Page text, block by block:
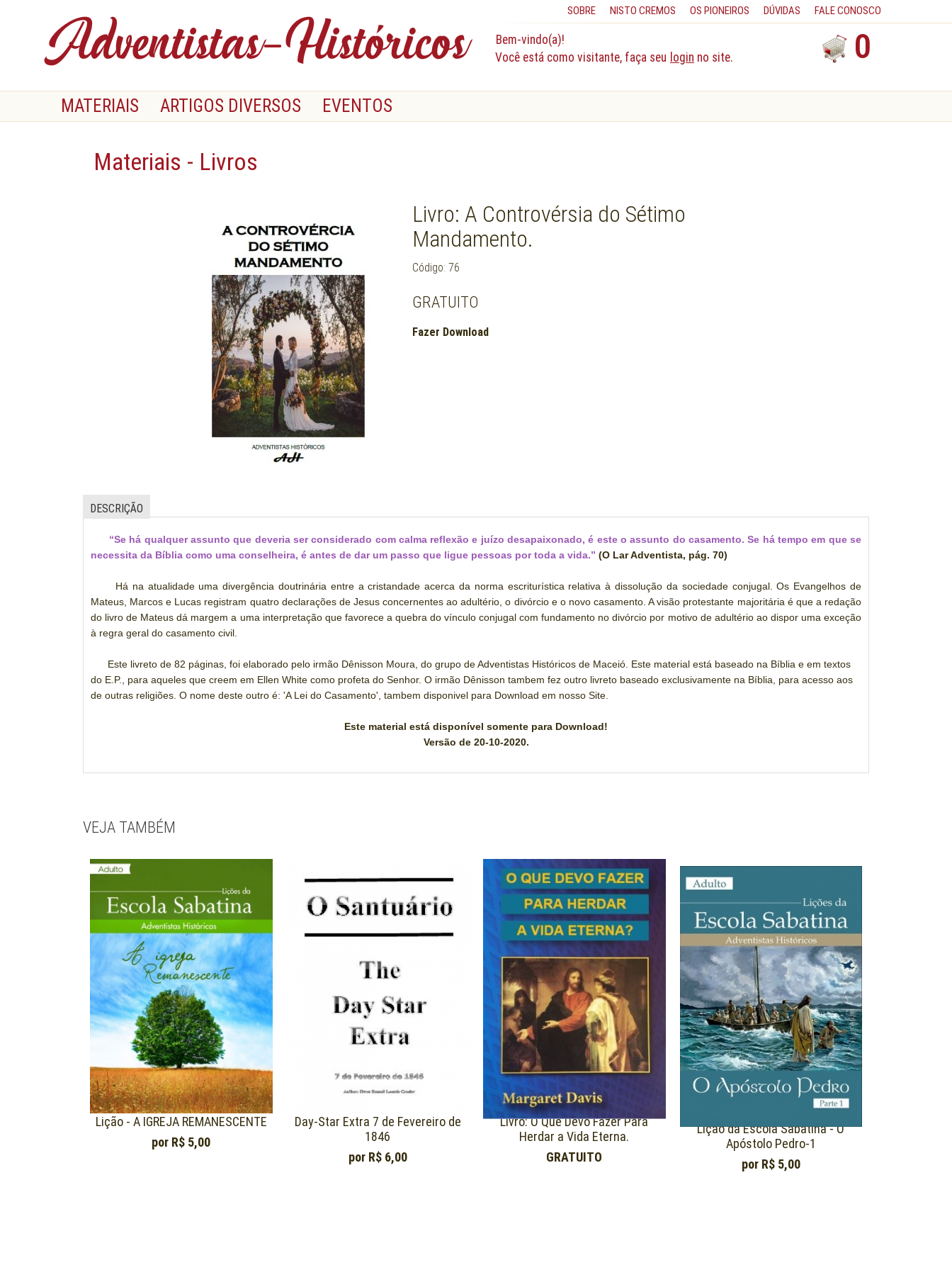
SOBRE NISTO CREMOS OS PIONEIROS DÚVIDAS FALE CONOSCO
Bem-vindo(a)!
Você está como visitante, faça seu login no site. 0
MATERIAIS ARTIGOS DIVERSOS EVENTOS
Materiais - Livros
Livro: A Controvérsia do Sétimo
Mandamento.
Código: 76
GRATUITO
Fazer Download
DESCRIÇÃO
“Se há qualquer assunto que deveria ser considerado com calma reflexão e juízo desapaixonado, é este o assunto do casamento. Se há tempo em que se
necessita da Bíblia como uma conselheira, é antes de dar um passo que ligue pessoas por toda a vida.” (O Lar Adventista, pág. 70)
Há na atualidade uma divergência doutrinária entre a cristandade acerca da norma escriturística relativa à dissolução da sociedade conjugal. Os Evangelhos de
Mateus, Marcos e Lucas registram quatro declarações de Jesus concernentes ao adultério, o divórcio e o novo casamento. A visão protestante majoritária é que a redação
do livro de Mateus dá margem a uma interpretação que favorece a quebra do vínculo conjugal com fundamento no divórcio por motivo de adultério ao dispor uma exceção
à regra geral do casamento civil.
Este livreto de 82 páginas, foi elaborado pelo irmão Dênisson Moura, do grupo de Adventistas Históricos de Maceió. Este material está baseado na Bíblia e em textos
do E.P., para aqueles que creem em Ellen White como profeta do Senhor. O irmão Dênisson tambem fez outro livreto baseado exclusivamente na Bíblia, para acesso aos
de outras religiões. O nome deste outro é: 'A Lei do Casamento', tambem disponivel para Download em nosso Site.
Este material está disponível somente para Download!
Versão de 20-10-2020.
VEJA TAMBÉM
Lição - A IGREJA REMANESCENTE
por R$ 5,00
Day-Star Extra 7 de Fevereiro de
1846
por R$ 6,00
Livro: O Que Devo Fazer Para
Herdar a Vida Eterna.
GRATUITO
Lição da Escola Sabatina - O
Apóstolo Pedro-1
por R$ 5,00